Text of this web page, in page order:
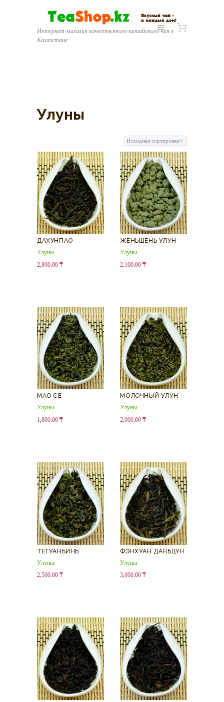
Интернет-магазин качественного китайского чая в
Казахстане
Улуны
ДАХУНПАО
Улуны
2,800.00 ₸
ЖЕНЬШЕНЬ УЛУН
Улуны
2,100.00₸
МАО СЕ
Улуны
1,800.00 ₸
МОЛОЧНЫЙ УЛУН
Улуны
2,000.00₸
ТЕГУАНЬИНЬ
Улуны
2,500.00 ₸
ФЭНХУАН ДАНЬЦУН
Улуны
3,000.00₸